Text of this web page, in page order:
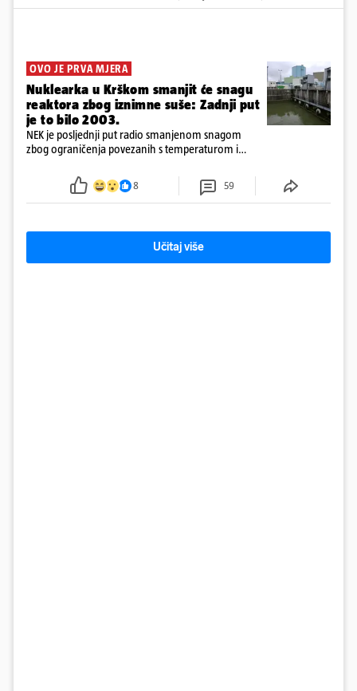
OVO JE PRVA MJERA
Nuklearka u Krškom smanjit će snagu
reaktora zbog iznimne suše: Zadnji put
je to bilo 2003.
NEK je posljednji put radio smanjenom snagom
zbog ograničenja povezanih s temperaturom i
smanjenje snage bilo potrebno više od 90 dana.
8 59
Učitaj više